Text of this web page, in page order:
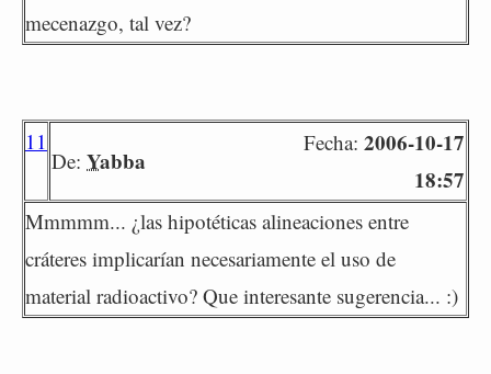
mecenazgo, tal vez?
11
De: Yabba
Fecha: 2006-10-17
18:57
Mmmmm... ¿las hipotéticas alineaciones entre
cráteres implicarían necesariamente el uso de
material radioactivo? Que interesante sugerencia... :)